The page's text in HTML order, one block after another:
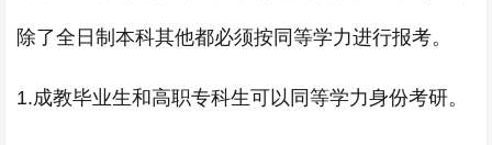
除了全日制本科其他都必须按同等学力进行报考。
1.成教毕业生和高职专科生可以同等学力身份考研。